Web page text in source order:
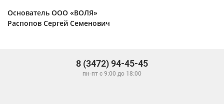
Основатель ООО «ВОЛЯ»
Распопов Сергей Семенович
8 (3472) 94-45-45
пн-пт с 9:00 до 18:00